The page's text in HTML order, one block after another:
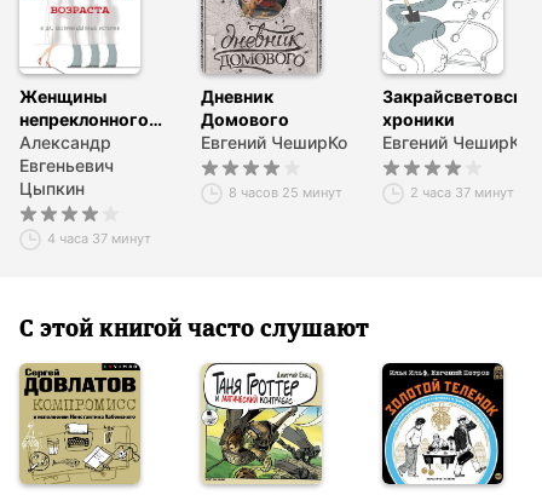
Женщины
непреклонного
возраста
и др. беспринцЫпные
истории
Александр
Евгеньевич
Цыпкин
4 часа 37 минут
Дневник
Домового
Евгений ЧеширКо
8 часов 25 минут
Закрайсветовские
хроники
Евгений ЧеширКо
2 часа 37 минут
С этой книгой часто слушают